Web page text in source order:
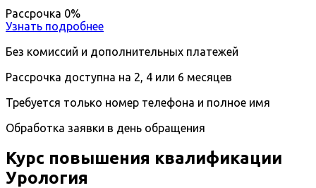
Рассрочка 0%
Узнать подробнее
Без комиссий и дополнительных платежей
Рассрочка доступна на 2, 4 или 6 месяцев
Требуется только номер телефона и полное имя
Обработка заявки в день обращения
Курс повышения квалификации
Урология